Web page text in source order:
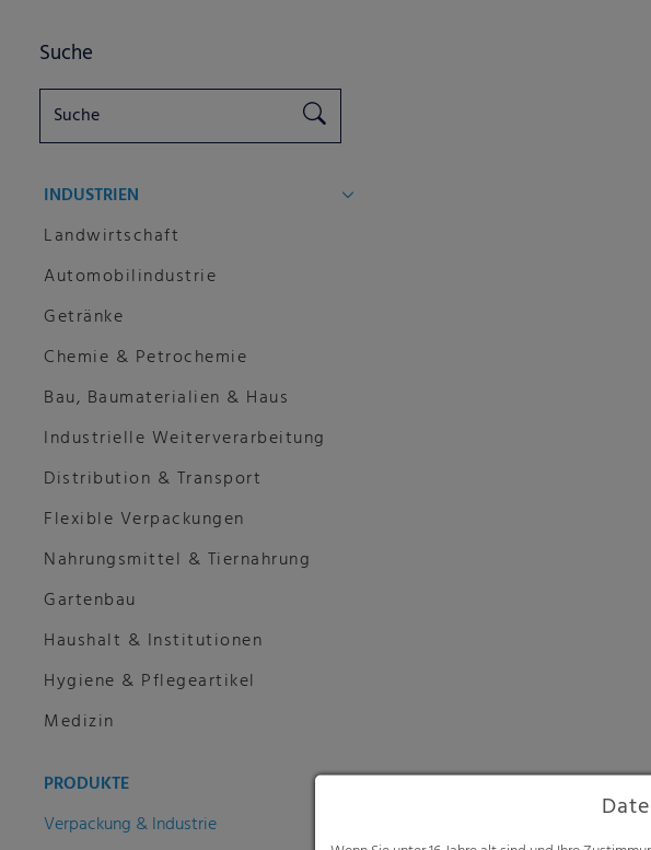
Suche
INDUSTRIEN
Landwirtschaft
Automobilindustrie
Getränke
Chemie & Petrochemie
Bau, Baumaterialien & Haus
Industrielle Weiterverarbeitung
Distribution & Transport
Flexible Verpackungen
Nahrungsmittel & Tiernahrung
Gartenbau
Haushalt & Institutionen
Hygiene & Pflegeartikel
Medizin
PRODUKTE
Verpackung & Industrie